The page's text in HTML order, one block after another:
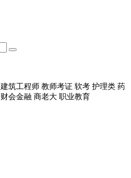
建筑工程师 教师考证 软考 护理类 药
财会金融 商老大 职业教育